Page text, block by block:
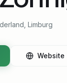
Limburg
Website